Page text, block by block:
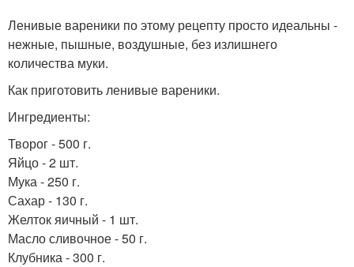
Ленивые вареники по этому рецепту просто идеальны -
нежные, пышные, воздушные, без излишнего
количества муки.
Как приготовить ленивые вареники.
Ингрeдиенты:
Творог - 500 г.
Яйцо - 2 шт.
Мука - 250 г.
Сахар - 130 г.
Желток яичный - 1 шт.
Масло сливочное - 50 г.
Клубника - 300 г.